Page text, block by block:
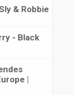
& Robbie
- Black
|